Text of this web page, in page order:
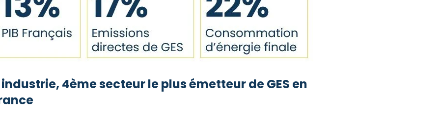
industrie, 4ème secteur le plus émetteur de GES en